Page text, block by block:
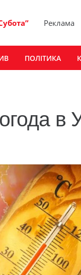
Реклама
ПОЛІТИКА
в